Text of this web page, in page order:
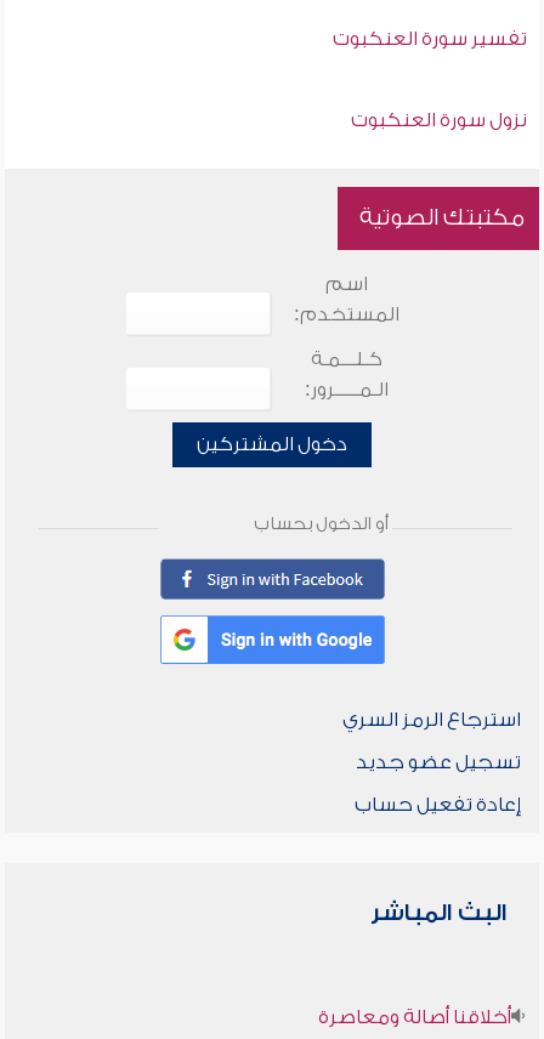
تفسير سورة العنكبوت
نزول سورة العنكبوت
مكتبتك الصوتية
اسم
المستخدم:
كـلـــمـة
الـمـــــرور:
دخول المشتركين
أو الدخول بحساب
استرجاع الرمز السري
تسجيل عضو جديد
إعادة تفعيل حساب
البث المباشر
أخلاقنا أصالة ومعاصرة